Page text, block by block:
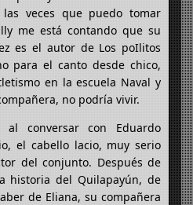
veces que puedo tomar
me está contando que su
es el autor de Los poIlitos
para el canto desde chico,
en la escuela Naval y
no podría vivir.
al conversar con Eduardo
el cabello lacio, muy serio
del conjunto. Después de
historia del Quilapayún, de
de Eliana, su compañera